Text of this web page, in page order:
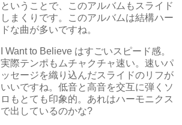
ということで、このアルバムもスライド
しまくりです。このアルバムは結構ハー
ドな曲が多いですね。
I Want to Believe はすごいスピード感。
実際テンポもムチャクチャ速い。速いパ
ッセージを織り込んだスライドのリフが
いいですね。低音と高音を交互に弾くソ
ロもとても印象的。あれはハーモニクス
で出しているのかな?